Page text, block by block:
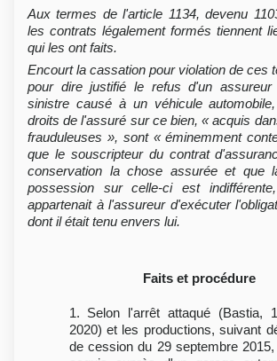
Aux termes de l'article 1134, devenu
les contrats légalement formés tiennent
qui les ont faits.
Encourt la cassation pour violation de ces
pour dire justifié le refus d'un assureur
sinistre causé à un véhicule
droits de l'assuré sur ce bien, « acquis
frauduleuses », sont « éminemment
que le souscripteur du contrat
conservation la chose assurée et que
possession sur celle-ci est
appartenait à l'assureur d'exécuter
dont il était tenu envers lui.
Faits et procédure
1. Selon l'arrêt attaqué (Bastia,
2020) et les productions, suivant
de cession du 29 septembre